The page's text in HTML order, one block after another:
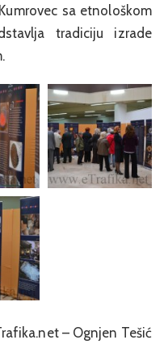
sa etnološkom
tradiciju izrade
– Ognjen Tešić